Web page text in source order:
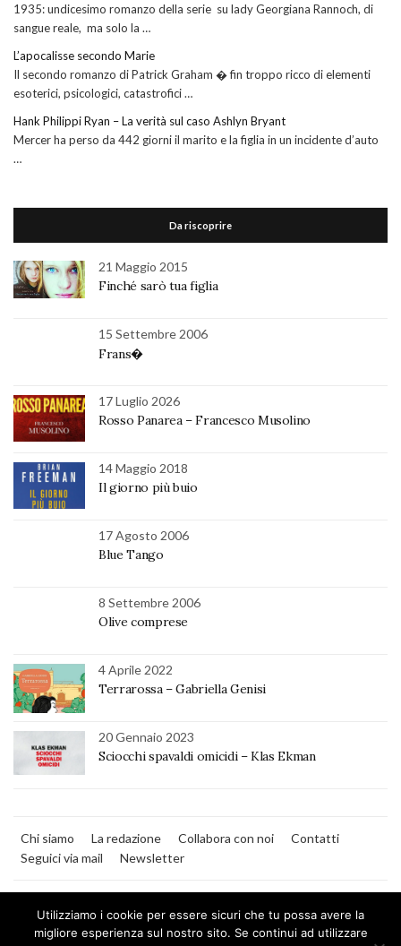
1935: undicesimo romanzo della serie su lady Georgiana Rannoch, di
sangue reale, ma solo la …
L’apocalisse secondo Marie
Il secondo romanzo di Patrick Graham � fin troppo ricco di elementi
esoterici, psicologici, catastrofici …
Hank Philippi Ryan – La verità sul caso Ashlyn Bryant
Mercer ha perso da 442 giorni il marito e la figlia in un incidente d’auto
…
Da riscoprire
21 Maggio 2015
Finché sarò tua figlia
15 Settembre 2006
Frans�
17 Luglio 2026
Rosso Panarea – Francesco Musolino
14 Maggio 2018
Il giorno più buio
17 Agosto 2006
Blue Tango
8 Settembre 2006
Olive comprese
4 Aprile 2022
Terrarossa – Gabriella Genisi
20 Gennaio 2023
Sciocchi spavaldi omicidi – Klas Ekman
Chi siamo La redazione Collabora con noi
Contatti
Seguici via mail
Newsletter
Utilizziamo i cookie per essere sicuri che tu possa avere la
migliore esperienza sul nostro sito. Se continui ad utilizzare